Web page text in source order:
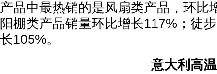
产品中最热销的是风扇类产品，环比
阳棚类产品销量环比增长117%；徒
长105%。
意大利高